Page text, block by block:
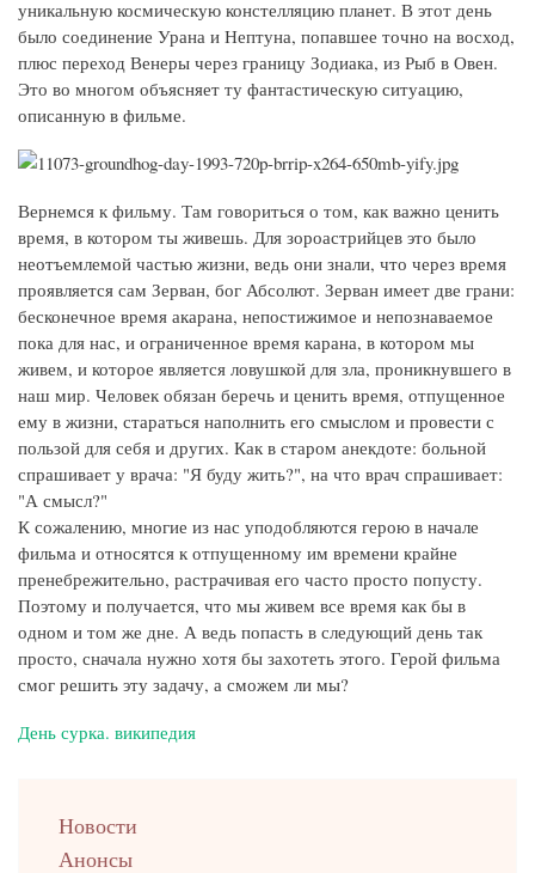
уникальную космическую констелляцию планет. В этот день
было соединение Урана и Нептуна, попавшее точно на восход,
плюс переход Венеры через границу Зодиака, из Рыб в Овен.
Это во многом объясняет ту фантастическую ситуацию,
описанную в фильме.
Вернемся к фильму. Там говориться о том, как важно ценить
время, в котором ты живешь. Для зороастрийцев это было
неотъемлемой частью жизни, ведь они знали, что через время
проявляется сам Зерван, бог Абсолют. Зерван имеет две грани:
бесконечное время акарана, непостижимое и непознаваемое
пока для нас, и ограниченное время карана, в котором мы
живем, и которое является ловушкой для зла, проникнувшего в
наш мир. Человек обязан беречь и ценить время, отпущенное
ему в жизни, стараться наполнить его смыслом и провести с
пользой для себя и других. Как в старом анекдоте: больной
спрашивает у врача: "Я буду жить?", на что врач спрашивает:
"А смысл?"
К сожалению, многие из нас уподобляются герою в начале
фильма и относятся к отпущенному им времени крайне
пренебрежительно, растрачивая его часто просто попусту.
Поэтому и получается, что мы живем все время как бы в
одном и том же дне. А ведь попасть в следующий день так
просто, сначала нужно хотя бы захотеть этого. Герой фильма
смог решить эту задачу, а сможем ли мы?
День сурка. википедия
upНовости
Анонсы